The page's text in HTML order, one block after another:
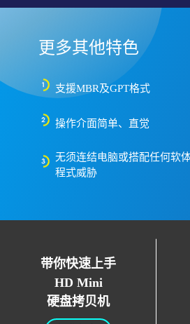
更多其他特色
支援MBR及GPT格式
操作介面简单、直觉
无须连结电脑或搭配任何软
程式威胁
带你快速上手
HD Mini
硬盘拷贝机